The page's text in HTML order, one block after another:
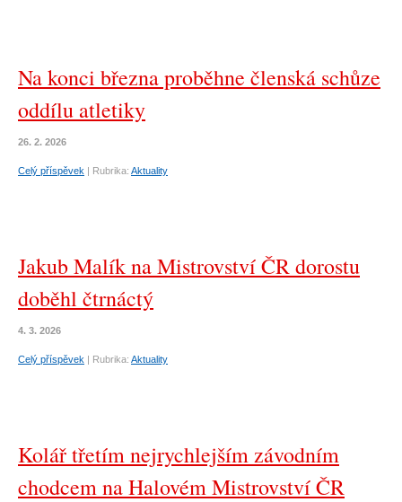
Na konci března proběhne členská schůze
oddílu atletiky
26. 2. 2026
Celý příspěvek | Rubrika: Aktuality
Jakub Malík na Mistrovství ČR dorostu
doběhl čtrnáctý
4. 3. 2026
Celý příspěvek | Rubrika: Aktuality
Kolář třetím nejrychlejším závodním
chodcem na Halovém Mistrovství ČR